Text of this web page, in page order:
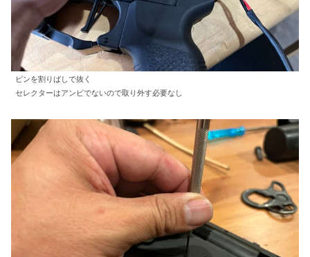
ピンを割りばしで抜く
セレクターはアンビでないので取り外す必要なし